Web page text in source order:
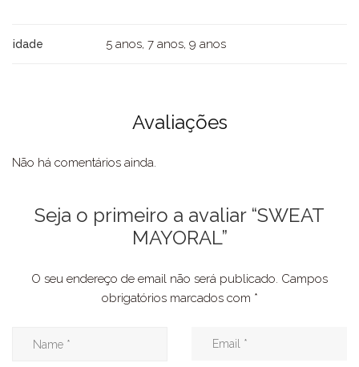
idade 5 anos, 7 anos, 9 anos
Avaliações
Não há comentários ainda.
Seja o primeiro a avaliar “SWEAT
MAYORAL”
O seu endereço de email não será publicado. Campos
obrigatórios marcados com *